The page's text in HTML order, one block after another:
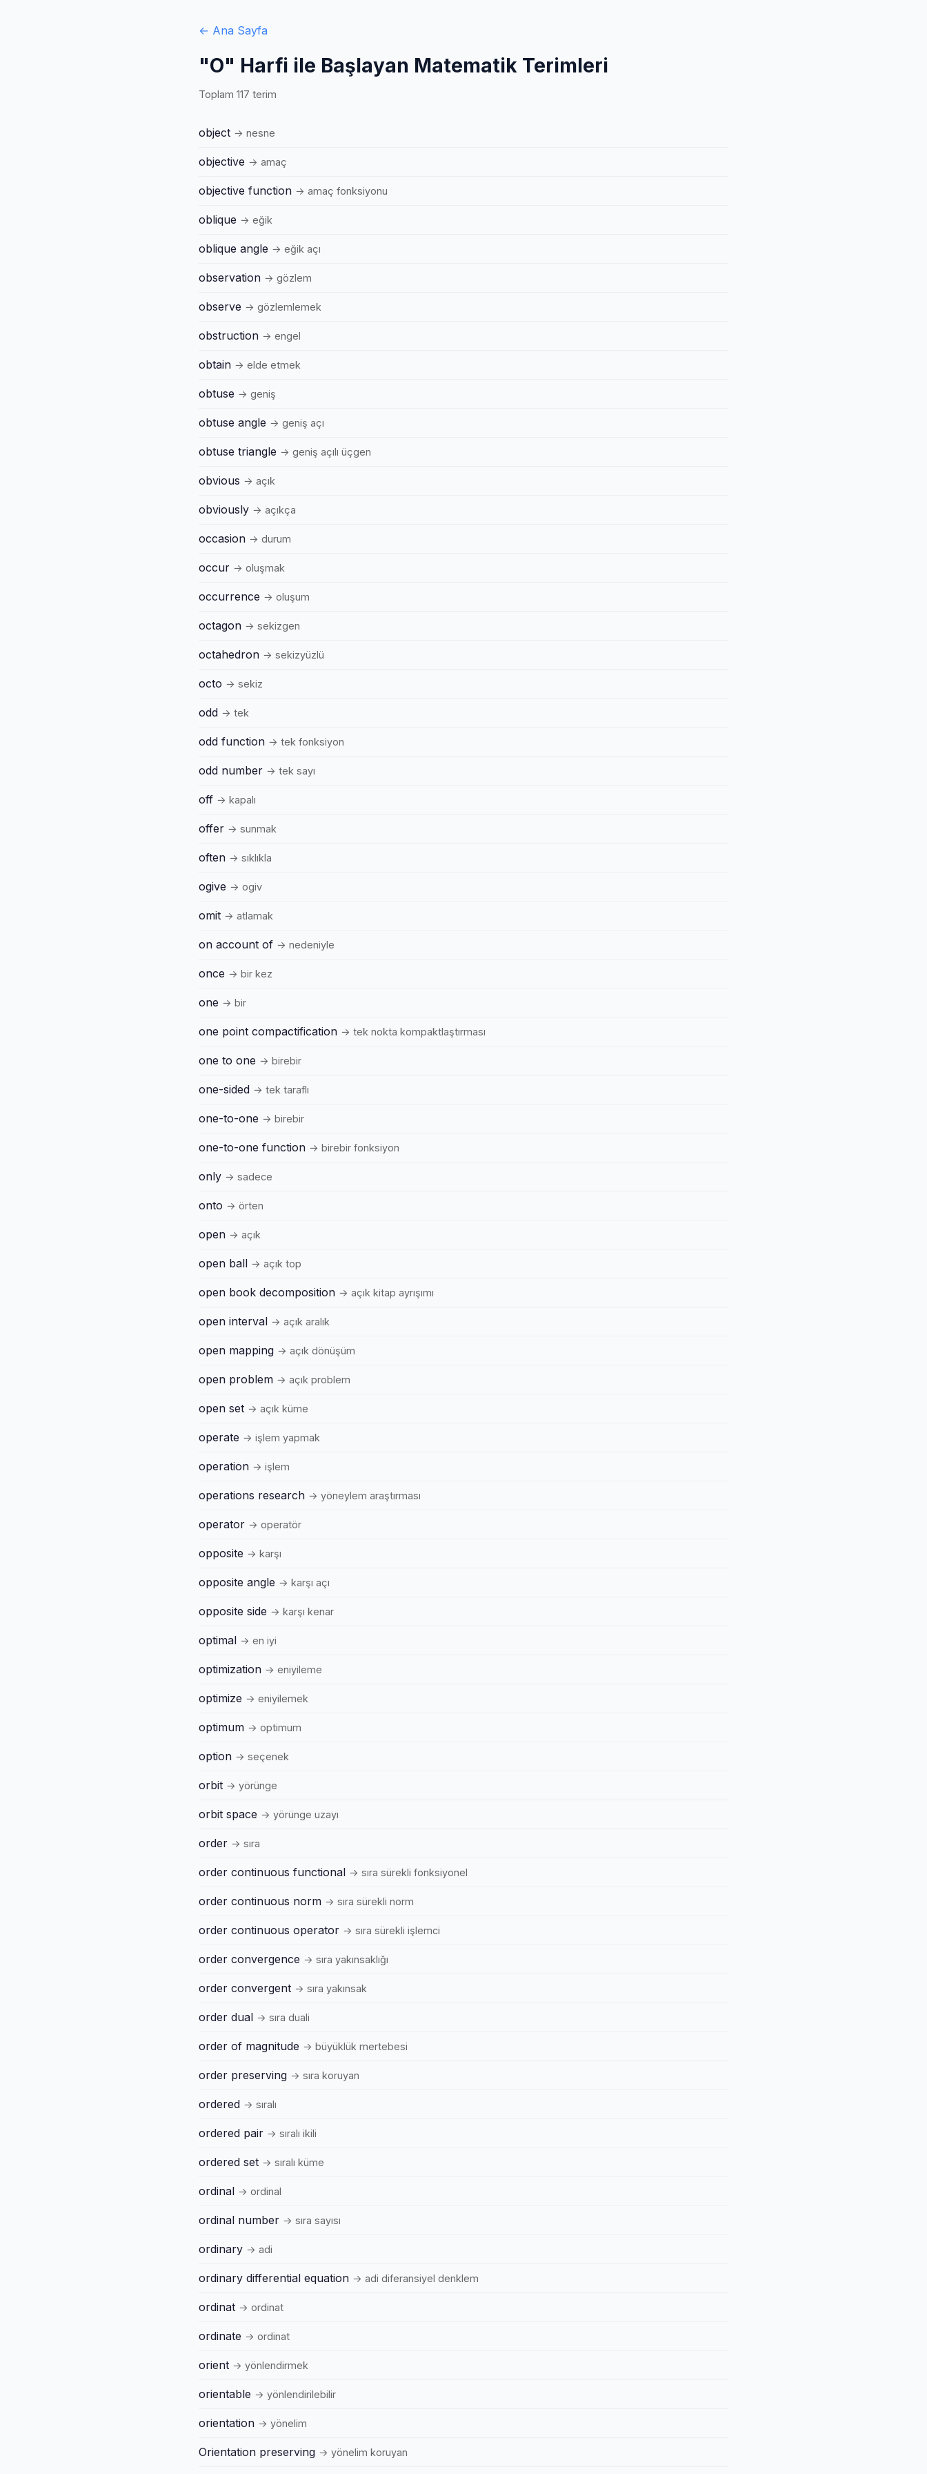
← Ana Sayfa
"O" Harfi ile Başlayan Matematik Terimleri
Toplam 117 terim
object → nesne
objective → amaç
objective function → amaç fonksiyonu
oblique → eğik
oblique angle → eğik açı
observation → gözlem
observe → gözlemlemek
obstruction → engel
obtain → elde etmek
obtuse → geniş
obtuse angle → geniş açı
obtuse triangle → geniş açılı üçgen
obvious → açık
obviously → açıkça
occasion → durum
occur → oluşmak
occurrence → oluşum
octagon → sekizgen
octahedron → sekizyüzlü
octo → sekiz
odd → tek
odd function → tek fonksiyon
odd number → tek sayı
off → kapalı
offer → sunmak
often → sıklıkla
ogive → ogiv
omit → atlamak
on account of → nedeniyle
once → bir kez
one → bir
one point compactification → tek nokta kompaktlaştırması
one to one → birebir
one-sided → tek taraflı
one-to-one → birebir
one-to-one function → birebir fonksiyon
only → sadece
onto → örten
open → açık
open ball → açık top
open book decomposition → açık kitap ayrışımı
open interval → açık aralık
open mapping → açık dönüşüm
open problem → açık problem
open set → açık küme
operate → işlem yapmak
operation → işlem
operations research → yöneylem araştırması
operator → operatör
opposite → karşı
opposite angle → karşı açı
opposite side → karşı kenar
optimal → en iyi
optimization → eniyileme
optimize → eniyilemek
optimum → optimum
option → seçenek
orbit → yörünge
orbit space → yörünge uzayı
order → sıra
order continuous functional → sıra sürekli fonksiyonel
order continuous norm → sıra sürekli norm
order continuous operator → sıra sürekli işlemci
order convergence → sıra yakınsaklığı
order convergent → sıra yakınsak
order dual → sıra duali
order of magnitude → büyüklük mertebesi
order preserving → sıra koruyan
ordered → sıralı
ordered pair → sıralı ikili
ordered set → sıralı küme
ordinal → ordinal
ordinal number → sıra sayısı
ordinary → adi
ordinary differential equation → adi diferansiyel denklem
ordinat → ordinat
ordinate → ordinat
orient → yönlendirmek
orientable → yönlendirilebilir
orientation → yönelim
Orientation preserving → yönelim koruyan